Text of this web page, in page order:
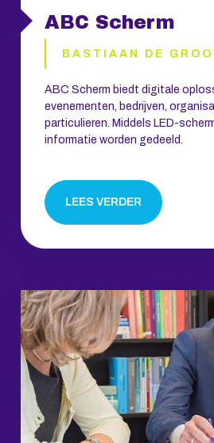
ABC Scherm
BASTIAAN DE
ABC Scherm biedt digitale
evenementen, bedrijven,
particulieren. Middels LED-
informatie worden gedeeld.
LEES VERDER